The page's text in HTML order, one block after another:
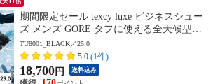
期間限定セール texcy luxe ビジネスシュー
ズ メンズ GORE タフに使える全天候型ビ
ジネスシューズ TU8001 TU8002 TU8003 T
U8004 TU8005 TU8006 TU8007 テクシーリ
ュクス GORE-TEX ゴアテックス ゆったり
幅 3E 4E
TU8001_BLACK／25.0
5.0 (1件)
18,700円 送料込み